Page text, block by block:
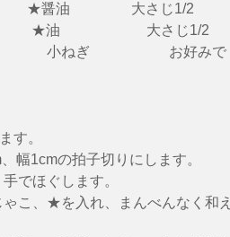
　 ★醤油          　   大さじ1/2
　★油　　　　　    大さじ1/2
　　小ねぎ　　 　　　 お好みで
す。
幅1cmの拍子切りにします。
でほぐします。
こ、★を入れ、まんべんなく和